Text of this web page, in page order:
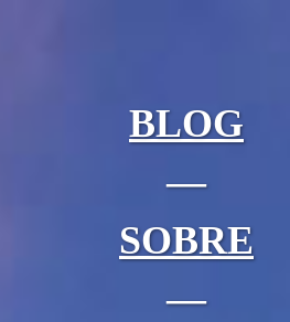
BLOG
—
SOBRE
—